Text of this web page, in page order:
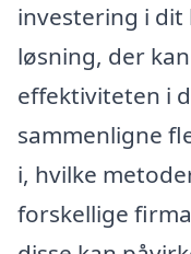
investering i
løsning, der
effektiviteten i
sammenligne
i, hvilke
forskellige